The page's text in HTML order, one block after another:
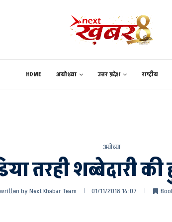
HOME अयोध्या उत्तर प्रदेश राष्ट्रीय
अयोध्या
तरही शब्बेदारी
written byNext Khabar Team 01/11/2018 14:07